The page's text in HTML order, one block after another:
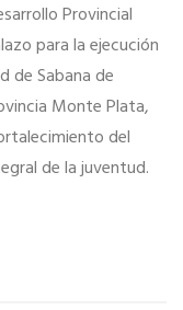
Provincial
para la ejecución
de Sabana de
Monte Plata,
del
de la juventud.